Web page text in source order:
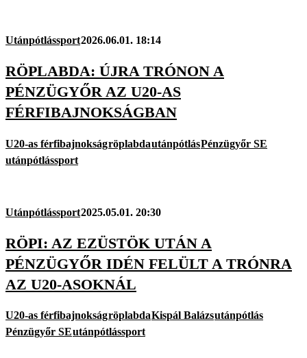
Utánpótlássport2026.06.01. 18:14
RÖPLABDA: ÚJRA TRÓNON A
PÉNZÜGYŐR AZ U20-AS
FÉRFIBAJNOKSÁGBAN
U20-as férfibajnokságröplabdautánpótlásPénzügyőr SE
utánpótlássport
Utánpótlássport2025.05.01. 20:30
RÖPI: AZ EZÜSTÖK UTÁN A
PÉNZÜGYŐR IDÉN FELÜLT A TRÓNRA
AZ U20-ASOKNÁL
U20-as férfibajnokságröplabdaKispál Balázsutánpótlás
Pénzügyőr SEutánpótlássport